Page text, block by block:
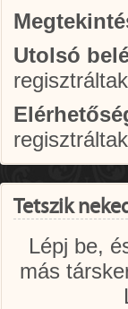
Utolsó
Tetszik
Lépj be,
más